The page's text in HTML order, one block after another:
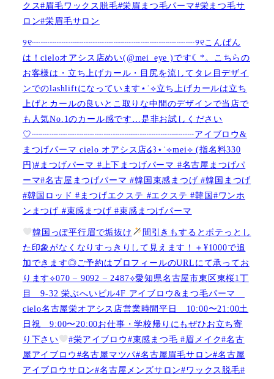
クス#眉毛ワックス脱毛#栄眉まつ毛パーマ#栄まつ毛サ
ロン#栄眉毛サロン
୨୧┈┈┈┈┈┈┈┈┈┈┈┈┈┈┈┈┈┈୨୧こんばん
は！cieloオアシス店めい(@mei_eye )です︎︎☾*。こちらの
お客様は・立ち上げカール・目尻を流してタレ目デザイ
ンでのlashliftになっています⋆˙⟡立ち上げカールは立ち
上げとカールの良いとこ取りな中間のデザインで当店で
も人気No.1のカール感です…是非お試しください️
♡┈┈┈┈┈┈┈┈┈┈┈┈┈┈┈┈┈┈アイブロウ&
まつげパーマ cielo オアシス店໒꒱⋆˙⟡︎mei⟡ (指名料330
円)#まつげパーマ #上下まつげパーマ #名古屋まつげパ
ーマ#名古屋まつげパーマ #韓国束感まつげ #韓国まつげ
#韓国ロッド #まつげエクステ #エクステ #韓国#ワンホ
ンまつげ #束感まつげ #束感まつげパーマ
韓国っぽ平行眉で垢抜け
間引きもするとボテっとし
た印象がなくなりすっきりして見えます！＋¥1000で追
加できます◎ご予約はプロフィールのURLにて承ってお
ります⟡070 – 9092 – 2487⟡愛知県名古屋市東区東桜1丁
目 9-32 栄ぶへいビル4F アイブロウ&まつ毛パーマ
cielo名古屋栄オアシス店営業時間平日 10:00〜21:00土
日祝 9:00〜20:00お仕事・学校帰りにもぜひお立ち寄
り下さい
#栄アイブロウ#束感まつ毛 #眉メイク#名古
屋アイブロウ#名古屋マツパ#名古屋眉毛サロン#名古屋
アイブロウサロン#名古屋メンズサロン#ワックス脱毛#